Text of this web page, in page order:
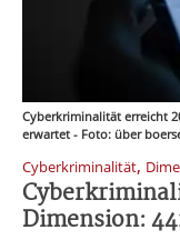
Cyberkriminalität erreicht
erwartet - Foto: über
Cyberkriminalität,
Dimension: